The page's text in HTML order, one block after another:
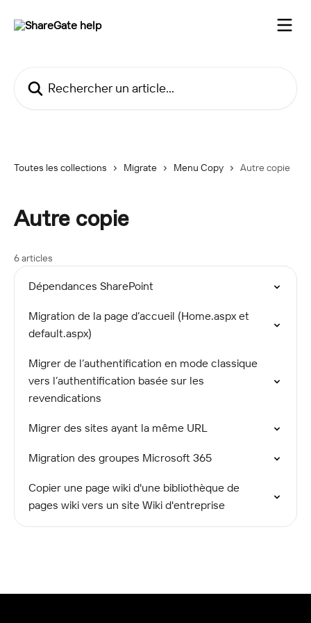
Toutes les collections Migrate Menu Copy Autre copie
Autre copie
6 articles
Dépendances SharePoint
Migration de la page d’accueil (Home.aspx et
default.aspx)
Migrer de l’authentification en mode classique
vers l’authentification basée sur les
revendications
Migrer des sites ayant la même URL
Migration des groupes Microsoft 365
Copier une page wiki d'une bibliothèque de
pages wiki vers un site Wiki d'entreprise